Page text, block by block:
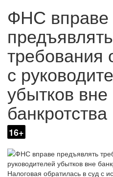
ФНС вправе
предъявлять
требования
с
убытков вне
банкротства
16+